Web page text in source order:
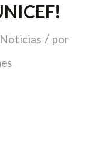
Noticias / por